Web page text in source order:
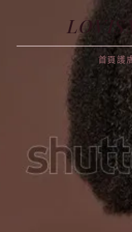
首頁護